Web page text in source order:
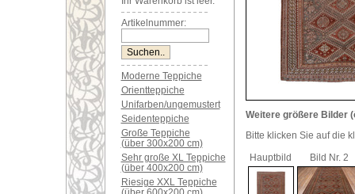
Artikelnummer:
Moderne Teppiche
Orientteppiche
Unifarben/ungemustert
Seidenteppiche
Große Teppiche
(über 300x200 cm)
Sehr große XL Teppiche
(über 400x200 cm)
Riesige XXL Teppiche
Weitere größere Bilder
Bitte klicken Sie auf die
Hauptbild
Bild Nr. 2